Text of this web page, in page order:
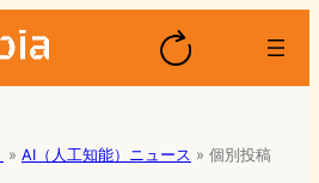
» AI（人工知能）ニュース » 個別投稿